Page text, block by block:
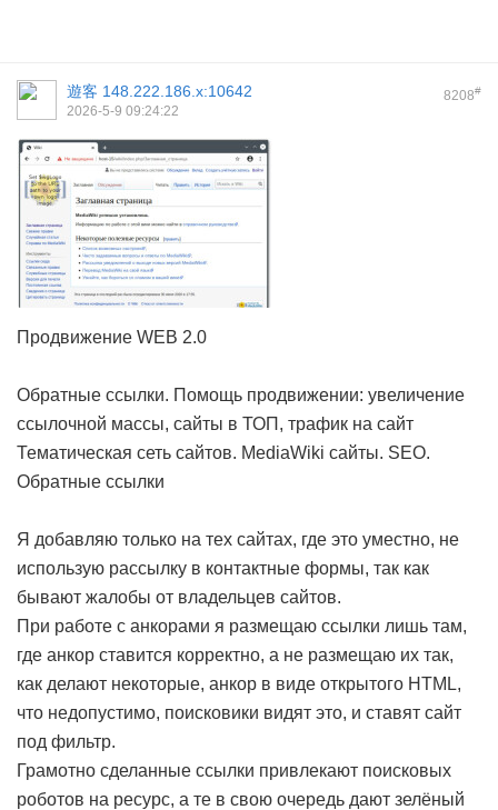
8208#
遊客 148.222.186.x:10642
2026-5-9 09:24:22
Продвижение WEB 2.0
Обратные ссылки. Помощь продвижении: увеличение
ссылочной массы, сайты в ТОП, трафик на сайт
Тематическая сеть сайтов. MediaWiki сайты. SEO.
Обратные ссылки
Я добавляю только на тех сайтах, где это уместно, не
использую рассылку в контактные формы, так как
бывают жалобы от владельцев сайтов.
При работе с анкорами я размещаю ссылки лишь там,
где анкор ставится корректно, а не размещаю их так,
как делают некоторые, анкор в виде открытого HTML,
что недопустимо, поисковики видят это, и ставят сайт
под фильтр.
Грамотно сделанные ссылки привлекают поисковых
роботов на ресурс, а те в свою очередь дают зелёный